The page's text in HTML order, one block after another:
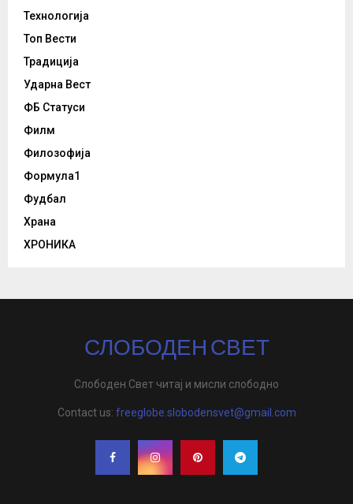
Технологија
Топ Вести
Традиција
Ударна Вест
ФБ Статуси
Филм
Филозофија
Формула1
Фудбал
Храна
ХРОНИКА
СЛОБОДЕН СВЕТ
Слободен Свет читај и мисли слободно
Contact us: freeglobe.slobodensvet@gmail.com